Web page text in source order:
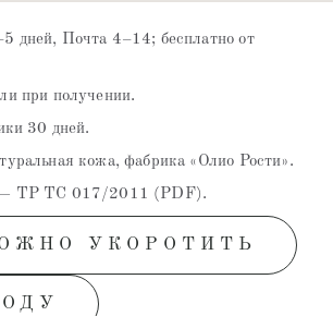
Почта 4–14; бесплатно от
при получении.
30 дней.
кожа, фабрика «Олио Рости».
ТР ТС 017/2011 (PDF).
УКОРОТИТЬ